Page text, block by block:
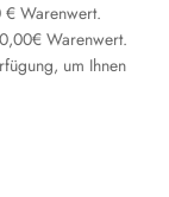
€ Warenwert.
Warenwert.
um Ihnen